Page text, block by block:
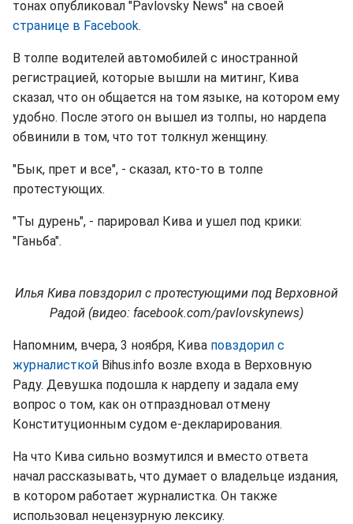
тонах опубликовал "Pavlovsky News" на своей
странице в Facebook.
В толпе водителей автомобилей с иностранной
регистрацией, которые вышли на митинг, Кива
сказал, что он общается на том языке, на котором ему
удобно. После этого он вышел из толпы, но нардепа
обвинили в том, что тот толкнул женщину.
"Бык, прет и все", - сказал, кто-то в толпе
протестующих.
"Ты дурень", - парировал Кива и ушел под крики:
"Ганьба".
Илья Кива повздорил с протестующими под Верховной
Радой (видео: facebook.com/pavlovskynews)
Напомним, вчера, 3 ноября, Кива повздорил с
журналисткой Bihus.info возле входа в Верховную
Раду. Девушка подошла к нардепу и задала ему
вопрос о том, как он отпраздновал отмену
Конституционным судом е-декларирования.
На что Кива сильно возмутился и вместо ответа
начал рассказывать, что думает о владельце издания,
в котором работает журналистка. Он также
использовал нецензурную лексику.